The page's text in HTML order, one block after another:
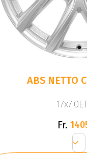
ABS NETTO
Fr.